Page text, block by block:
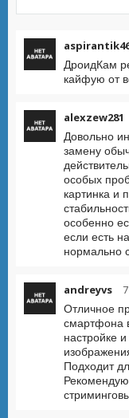
ДроидКам
кайфую от
alexzew281
Довольно
замену
особых
картинка и
особенно
если есть
нормально
andreyvs
Отличное
смартфона
настройке
Подходит
Рекомендую